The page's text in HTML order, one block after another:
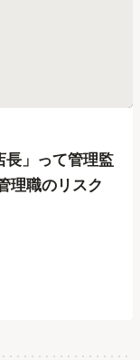
長」って管理監
理職のリスク